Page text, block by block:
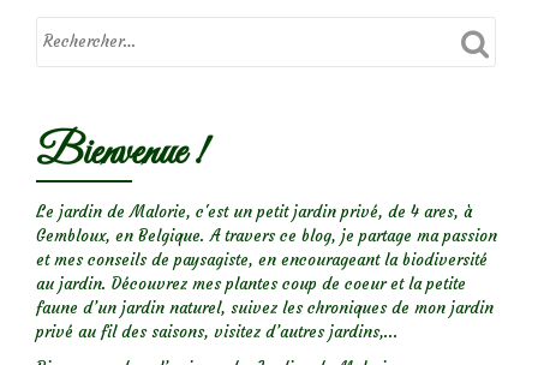
terre
Bienvenue !
Le jardin de Malorie, c'est un petit jardin privé, de 4 ares, à
Gembloux, en Belgique. A travers ce blog, je partage ma passion
et mes conseils de paysagiste, en encourageant la biodiversité
au jardin. Découvrez mes plantes coup de coeur et la petite
faune d’un jardin naturel, suivez les chroniques de mon jardin
privé au fil des saisons, visitez d’autres jardins,...